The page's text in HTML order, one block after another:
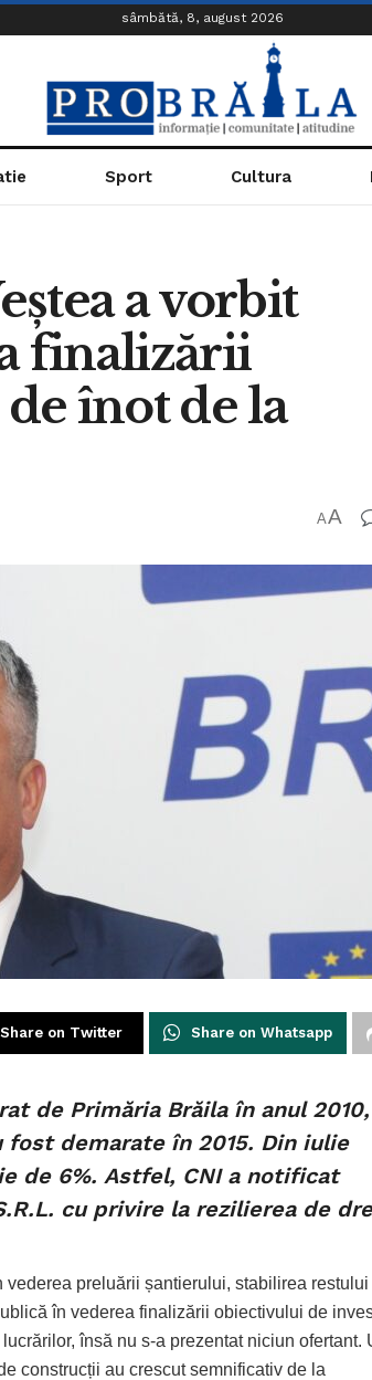
sâmbătă, 8, august 2026
Sport Cultura
a vorbit
finalizării
înot de la
AA
Share on Twitter Share on Whatsapp
de Primăria Brăila în anul
demarate în 2015. Din iulie
de 6%. Astfel, CNI a notificat
cu privire la rezilierea de
preluării șantierului, stabilirea restului
în vederea finalizării obiectivului de
însă nu s-a prezentat niciun ofertant.
construcții au crescut semnificativ de la